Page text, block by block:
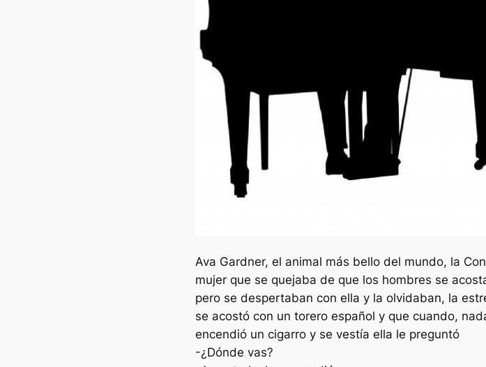
Ava Gardner, el animal más bello del mundo, la
mujer que se quejaba de que los hombres se
pero se despertaban con ella y la olvidaban, la
se acostó con un torero español y que cuando,
encendió un cigarro y se vestía ella le preguntó
-¿Dónde vas?